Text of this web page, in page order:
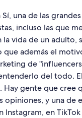
Sí, una de las
incluso las que
la vida de un
que además el
de
del todo.
gente que cree
opiniones, y una de
Instagram, en